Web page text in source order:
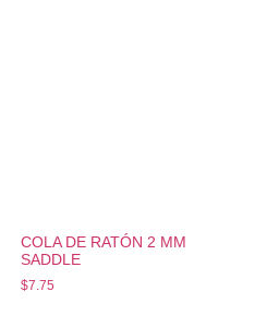
COLA DE RATÓN 2 MM
SADDLE
$7.75